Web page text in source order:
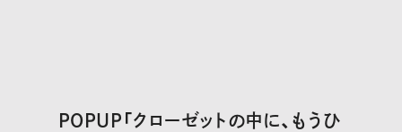
POPUP「クローゼットの中に、もうひ